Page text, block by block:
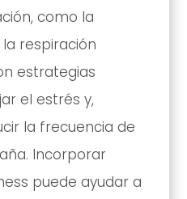
como la
respiración
estrategias
el estrés y,
la frecuencia de
Incorporar
puede ayudar a